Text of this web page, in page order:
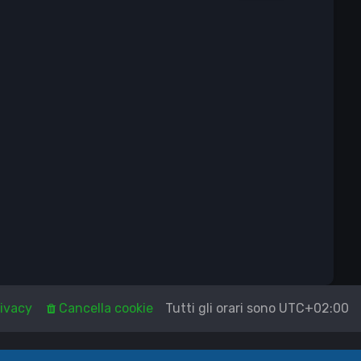
Tutti gli orari sono UTC+02:00
Cancella cookie